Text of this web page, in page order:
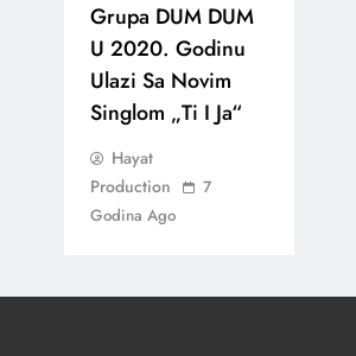
Grupa DUM DUM
U 2020. Godinu
Ulazi Sa Novim
Singlom „Ti I Ja“
Hayat
Production
7
Godina Ago